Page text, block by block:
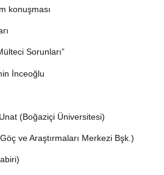
konuşması
Sorunları”
İnceoğlu
(Boğaziçi Üniversitesi)
ve Araştırmaları Merkezi Bşk.)